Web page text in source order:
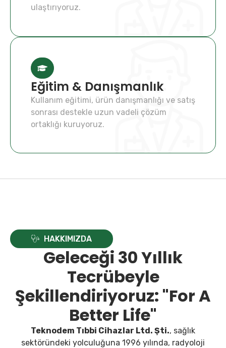
ulaştırıyoruz.
Eğitim & Danışmanlık
Kullanım eğitimi, ürün danışmanlığı ve satış
sonrası destekle uzun vadeli çözüm
ortaklığı kuruyoruz.
HAKKIMIZDA
Geleceği 30 Yıllık
Tecrübeyle
Şekillendiriyoruz: "For A
Better Life"
Teknodem Tıbbi Cihazlar Ltd. Şti., sağlık
sektöründeki yolculuğuna 1996 yılında, radyoloji